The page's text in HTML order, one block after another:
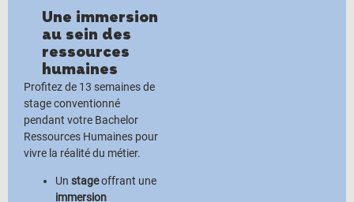
Une immersion
au sein des
ressources
humaines
Profitez de 13 semaines de
stage conventionné
pendant votre Bachelor
Ressources Humaines pour
vivre la réalité du métier.
Un stageoffrant une
immersion